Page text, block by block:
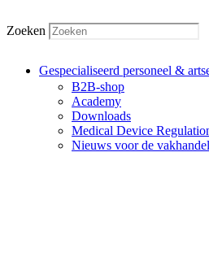
Zoeken
Gespecialiseerd personeel &
B2B-shop
Academy
Downloads
Medical Device
Nieuws voor de vakhandel